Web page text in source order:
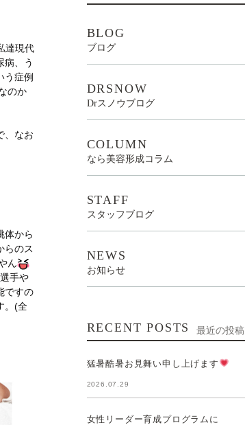
達現代
病、う
う症例
のか
、なお
体から
らのス
ん
手や
ですの
。(全
BLOG
ブログ
DRSNOW
Drスノウブログ
COLUMN
なら美容形成コラム
STAFF
スタッフブログ
NEWS
お知らせ
RECENT POSTS 最近の投稿
猛暑酷暑お見舞い申し上げます
2026.07.29
女性リーダー育成プログラムに